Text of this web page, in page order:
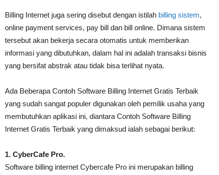
Billing Internet juga sering disebut dengan istilah billing sistem,
online payment services, pay bill dan bill online. Dimana sistem
tersebut akan bekerja secara otomatis untuk memberikan
informasi yang dibutuhkan, dalam hal ini adalah transaksi bisnis
yang bersifat abstrak atau tidak bisa terlihat nyata.
Ada Beberapa Contoh Software Billing Internet Gratis Terbaik
yang sudah sangat populer digunakan oleh pemilik usaha yang
membutuhkan aplikasi ini, diantara Contoh Software Billing
Internet Gratis Terbaik yang dimaksud ialah sebagai berikut:
1. CyberCafe Pro.
Software billing internet Cybercafe Pro ini merupakan billing